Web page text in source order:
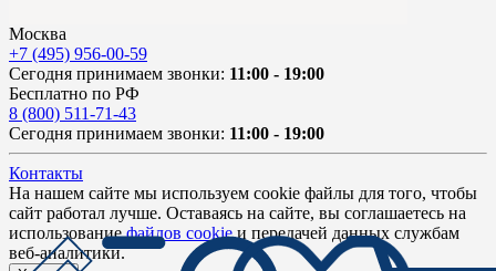
Москва
+7 (495) 956-00-59
Сегодня принимаем звонки: 11:00 - 19:00
Бесплатно по РФ
8 (800) 511-71-43
Сегодня принимаем звонки: 11:00 - 19:00
Контакты
На нашем сайте мы используем cookie файлы для того, чтобы
сайт работал лучше. Оставаясь на сайте, вы соглашаетесь на
использованиефайлов cookieи передачей данных службам
веб-аналитики.